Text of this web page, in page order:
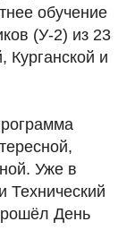
обучение
(У-2) из 23
Курганской и
Уже в
Технический
День